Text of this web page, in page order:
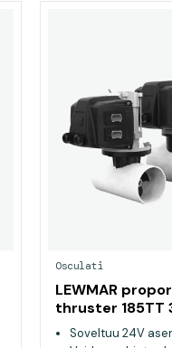
Osculati
LEWMAR
thruster 185TT
Soveltuu 24V